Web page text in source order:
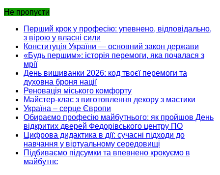
Не пропусти
Перший крок у професію: упевнено, відповідально,
з вірою у власні сили
Конституція України — основний закон держави
«Будь першим»: історія перемоги, яка почалася з
мрії
День вишиванки 2026: код твоєї перемоги та
духовна броня нації
Реновація міського комфорту
Майстер-клас з виготовлення декору з мастики
Україна – серце Європи
Обираємо професію майбутнього: як пройшов День
відкритих дверей Федорівського центру ПО
Цифрова дидактика в дії: сучасні підходи до
навчання у віртуальному середовищі
Підбиваємо підсумки та впевнено крокуємо в
майбутнє